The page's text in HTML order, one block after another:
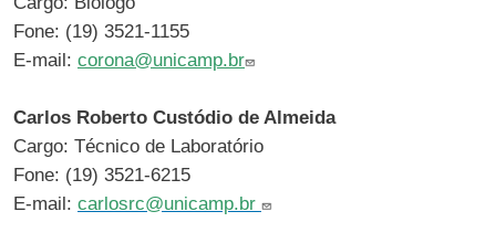
Fone: (19) 3521-1155
E-mail: corona@unicamp.br
Carlos Roberto Custódio de Almeida
Cargo: Técnico de Laboratório
Fone: (19) 3521-6215
E-mail: carlosrc@unicamp.br